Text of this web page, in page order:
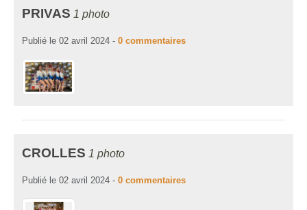
PRIVAS 1 photo
Publié le 02 avril 2024 - 0 commentaires
CROLLES 1 photo
Publié le 02 avril 2024 - 0 commentaires